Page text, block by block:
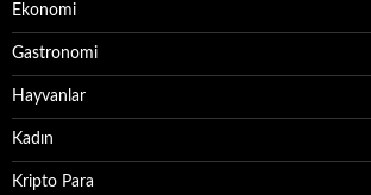
Ekonomi
Gastronomi
Hayvanlar
Kadın
Kripto Para